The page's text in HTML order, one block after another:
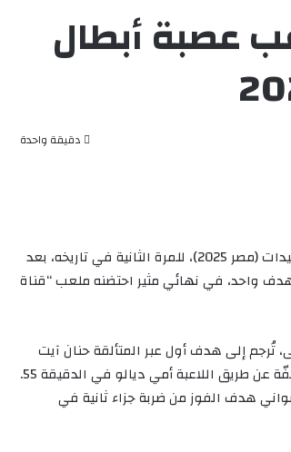
عصبة أبطال
دقيقة واحدة
أحرز فريق الجيش الملكي لقب عصبة أبطال إفريقيا لكرة القدم للسيدات (مصر 2025)، للمرة الثانية في تاريخه، بعد
واحد، في نهائي مثير احتضنه ملعب “قناة
تُرجم إلى هدف أول عبر المتألقة حنان آيت
الحاج من ضربة جزاء في الدقيقة 13، قبل أن تعادل أسيك ميموزا الكفّة عن طريق اللاعبة أمي ديالو في الدقيقة 55.
هدف الفوز من ضربة جزاء ثانية في